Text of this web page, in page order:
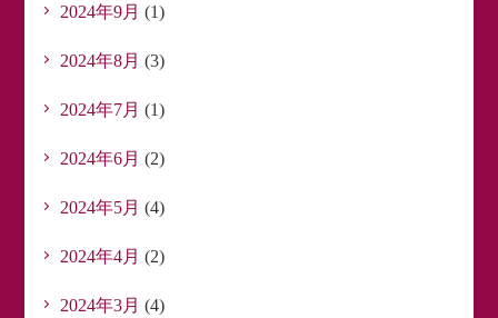
2024年9月 (1)
2024年8月 (3)
2024年7月 (1)
2024年6月 (2)
2024年5月 (4)
2024年4月 (2)
2024年3月 (4)